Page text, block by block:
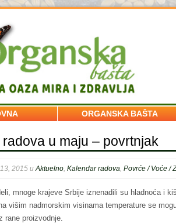
ORGANSKA BAŠTA
u maju – povrtnjak
2015 u Aktuelno Kalendar radova Povrće / Voće /
mnoge krajeve Srbije iznenadili su hladnoća i
višim nadmorskim visinama temperature se
rane proizvodnje.
Pretplatite se na naš
Ime / Naziv firme
Prezime
Email*